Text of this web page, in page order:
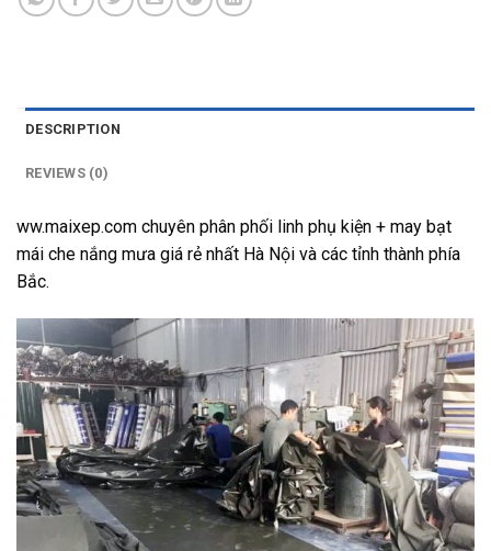
DESCRIPTION
REVIEWS (0)
ww.maixep.com chuyên phân phối linh phụ kiện + may bạt
mái che nắng mưa giá rẻ nhất Hà Nội và các tỉnh thành phía
Bắc.